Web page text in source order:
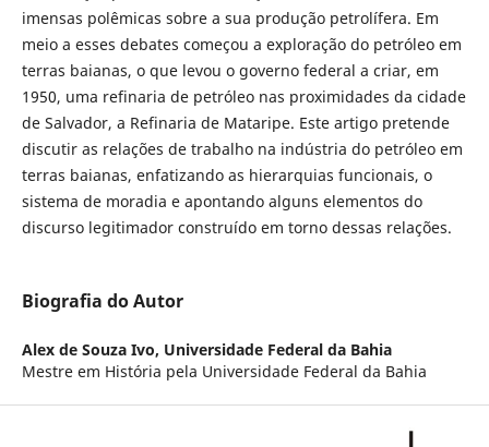
imensas polêmicas sobre a sua produção petrolífera. Em
meio a esses debates começou a exploração do petróleo em
terras baianas, o que levou o governo federal a criar, em
1950, uma refinaria de petróleo nas proximidades da cidade
de Salvador, a Refinaria de Mataripe. Este artigo pretende
discutir as relações de trabalho na indústria do petróleo em
terras baianas, enfatizando as hierarquias funcionais, o
sistema de moradia e apontando alguns elementos do
discurso legitimador construído em torno dessas relações.
Biografia do Autor
Alex de Souza Ivo, Universidade Federal da Bahia
Mestre em História pela Universidade Federal da Bahia